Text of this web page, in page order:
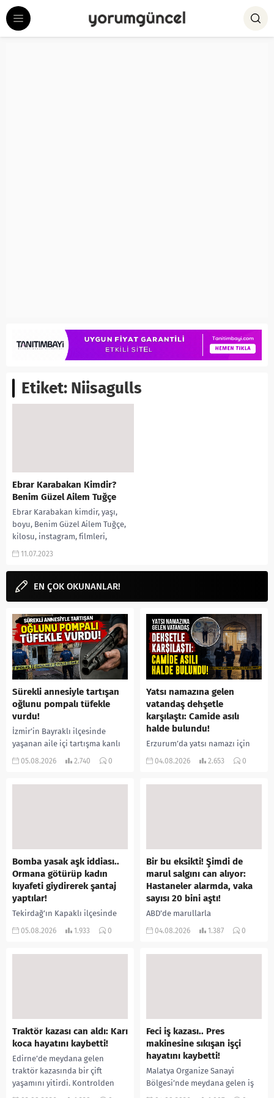
Etiket: Niisagulls
Ebrar Karabakan Kimdir?
Benim Güzel Ailem Tuğçe
Ebrar Karabakan kimdir, yaşı,
boyu, Benim Güzel Ailem Tuğçe,
kilosu, instagram, filmleri,
dizileri, tv dizileri, TikTok,gerçek
11.07.2023
EN ÇOK OKUNANLAR!
Sürekli annesiyle tartışan
oğlunu pompalı tüfekle
vurdu!
İzmir’in Bayraklı ilçesinde
yaşanan aile içi tartışma kanlı
bitti. İddiaya göre, uzun süredir
05.08.2026 2.740 0
Yatsı namazına gelen
vatandaş dehşetle
karşılaştı: Camide asılı
halde bulundu!
Erzurum’da yatsı namazı için
camiye gelen bir vatandaş,
04.08.2026 2.653 0
Bomba yasak aşk iddiası..
Ormana götürüp kadın
kıyafeti giydirerek şantaj
yaptılar!
Tekirdağ’ın Kapaklı ilçesinde
bir kişiyi, arkadaşının eşiyle
05.08.2026 1.933 0
Bir bu eksikti! Şimdi de
marul salgını can alıyor:
Hastaneler alarmda, vaka
sayısı 20 bini aştı!
ABD’de marullarla
ilişkilendirilen siklospora
04.08.2026 1.387 0
Traktör kazası can aldı: Karı
koca hayatını kaybetti!
Edirne’de meydana gelen
traktör kazasında bir çift
yaşamını yitirdi. Kontrolden
çıkarak devrilen traktörün
Feci iş kazası.. Pres
makinesine sıkışan işçi
hayatını kaybetti!
Malatya Organize Sanayi
Bölgesi’nde meydana gelen iş
kazasında, pres makinesine